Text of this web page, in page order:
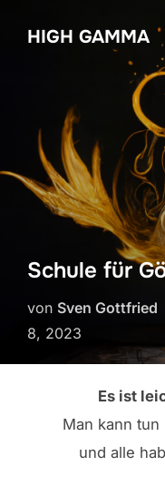
InhaltHIGH GAMMA
Schule für
von Sven Gottfried
8, 2023
Es ist
Man kann
und alle